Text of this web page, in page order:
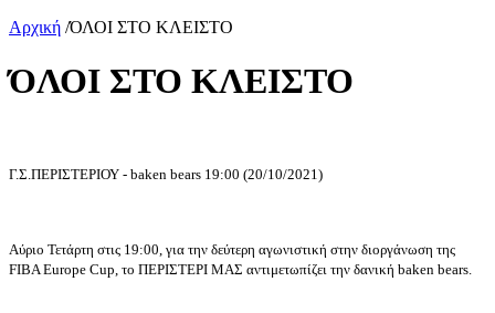
Αρχική /ΌΛΟΙ ΣΤΟ ΚΛΕΙΣΤΟ
ΌΛΟΙ ΣΤΟ ΚΛΕΙΣΤΟ
Γ.Σ.ΠΕΡΙΣΤΕΡΙΟΥ - baken bears 19:00 (20/10/2021)
Αύριο Τετάρτη στις 19:00, για την δεύτερη αγωνιστική στην διοργάνωση της
FIBA Europe Cup, το ΠΕΡΙΣΤΕΡΙ ΜΑΣ αντιμετωπίζει την δανική baken bears.